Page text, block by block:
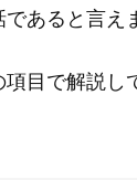
あると言え
目で解説し